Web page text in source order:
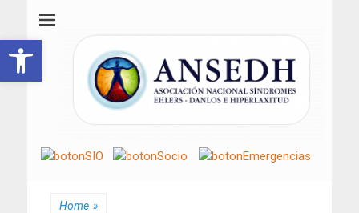
Home »
Abrir barra de herramientas